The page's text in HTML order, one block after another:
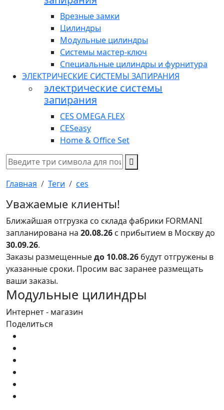
Врезные замки
Цилиндры
Модульные цилиндры
Системы мастер-ключ
Специальные цилиндры и фурнитура
ЭЛЕКТРИЧЕСКИЕ СИСТЕМЫ ЗАПИРАНИЯ
электрические системы
запирания
CES OMEGA FLEX
CESeasy
Home & Office Set
Главная Теги ces
Уважаемые клиенты!
Ближайшая отгрузка со склада фабрики FORMANI
запланирована на 20.08.26 с прибытием в Москву до
30.09.26.
Заказы размещенныедо 10.08.26 будут отгружены в
указанные сроки. Просим вас заранее размещать
ваши заказы.
Модульные цилиндры
Интернет - магазин
Поделиться